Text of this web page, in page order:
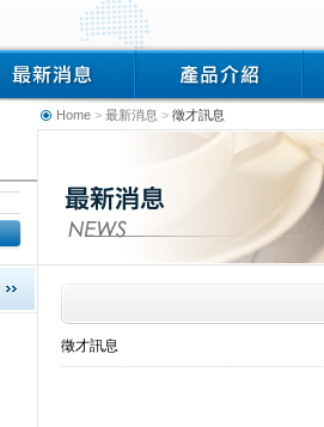
Home > 最新消息 > 徵才訊息
徵才訊息